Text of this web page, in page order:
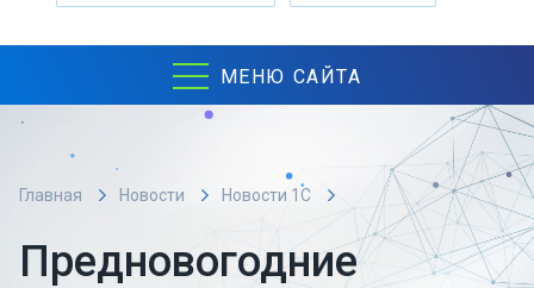
МЕНЮ САЙТА
Главная Новости
Новости 1С
Предновогодние